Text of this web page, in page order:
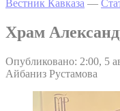
Вестник Кавказа —
Храм
Опубликовано: 2:00, 5
Айбаниз Рустамова